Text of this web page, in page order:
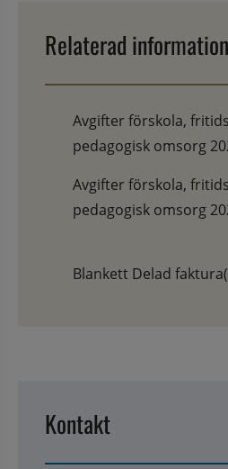
Relaterad information
Avgifter förskola,
pedagogisk omsorg
Avgifter förskola,
pedagogisk omsorg
Blankett Delad faktura
Kontakt